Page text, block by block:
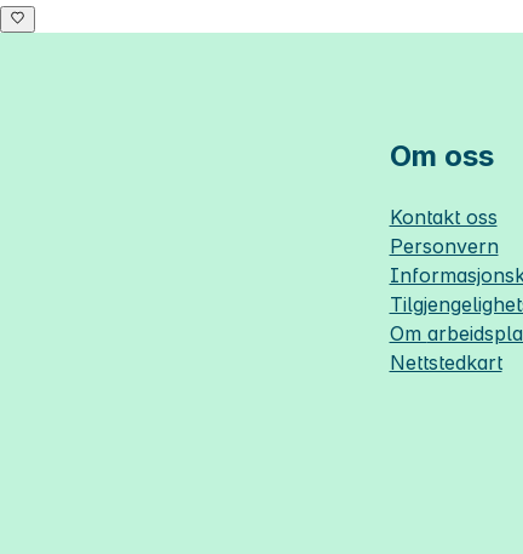
Om oss
Kontakt oss
Personvern
Om
Nettstedkart